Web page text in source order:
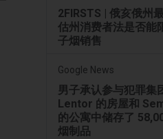
2FIRSTS | 俄亥俄州
估州消费者法是否能
子烟销售
Google News
男子承认参与犯罪集
Lentor 的房屋和
的公寓中储存了
烟制品